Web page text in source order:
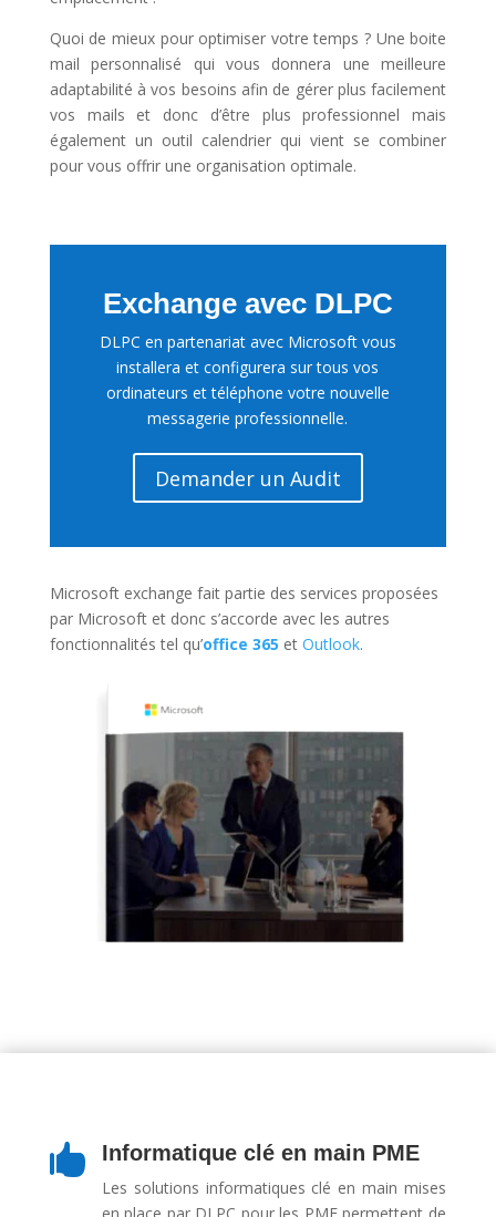
Quoi de mieux pour optimiser votre temps ? Une boite
mail personnalisé qui vous donnera une meilleure
adaptabilité à vos besoins afin de gérer plus facilement
vos mails et donc d’être plus professionnel mais
également un outil calendrier qui vient se combiner
pour vous offrir une organisation optimale.
Exchange avec DLPC
DLPC en partenariat avec Microsoft vous
installera et configurera sur tous vos
ordinateurs et téléphone votre nouvelle
messagerie professionnelle.
Demander un Audit
Microsoft exchange fait partie des services proposées
par Microsoft et donc s’accorde avec les autres
fonctionnalités tel qu’office 365 et Outlook.
 Informatique clé en main PME
Les solutions informatiques clé en main mises